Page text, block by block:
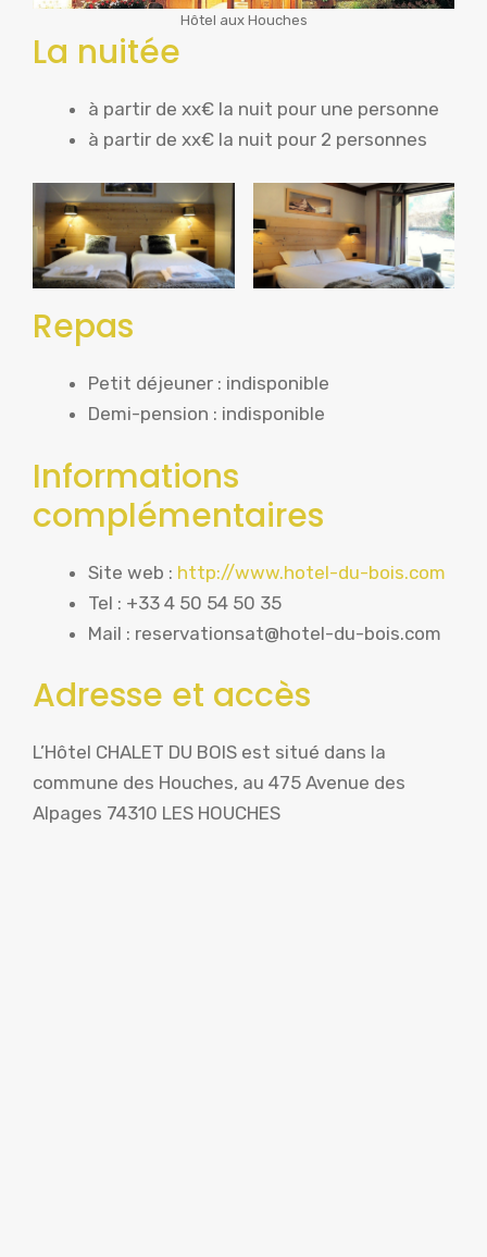
Hôtel aux Houches
La nuitée
à partir de xx€ la nuit pour une personne
à partir de xx€ la nuit pour 2 personnes
Repas
Petit déjeuner : indisponible
Demi-pension : indisponible
Informations
complémentaires
Site web : http://www.hotel-du-bois.com
Tel : +33 4 50 54 50 35
Mail : reservationsat@hotel-du-bois.com
Adresse et accès
L’Hôtel CHALET DU BOIS est situé dans la
commune des Houches, au 475 Avenue des
Alpages 74310 LES HOUCHES